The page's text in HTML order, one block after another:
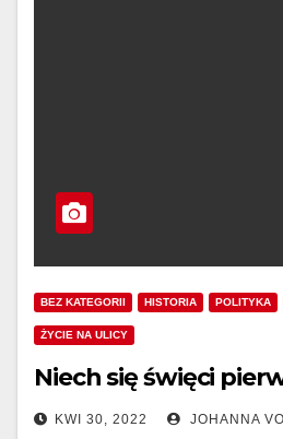
BEZ KATEGORII HISTORIA POLITYKA
ŻYCIE NA ULICY
Niech się święci
KWI 30, 2022 JOHANNA